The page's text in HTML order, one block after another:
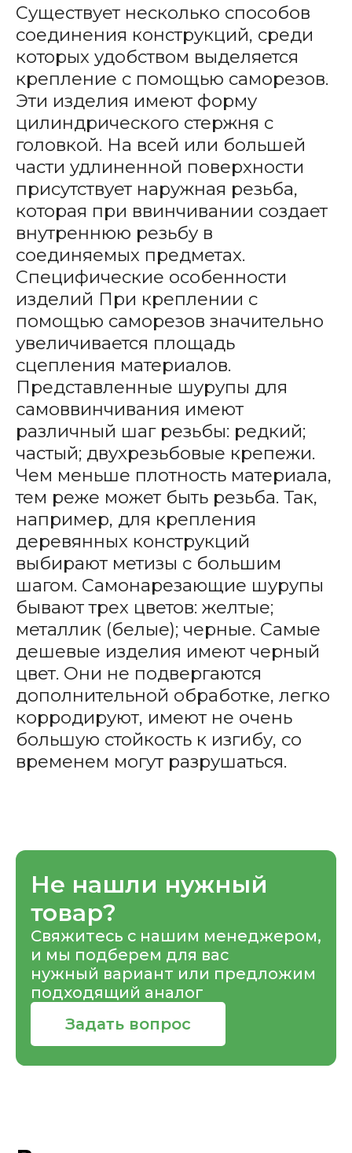
Существует несколько способов
соединения конструкций, среди
которых удобством выделяется
крепление с помощью саморезов.
Эти изделия имеют форму
цилиндрического стержня с
головкой. На всей или большей
части удлиненной поверхности
присутствует наружная резьба,
которая при ввинчивании создает
внутреннюю резьбу в
соединяемых предметах.
Специфические особенности
изделий При креплении с
помощью саморезов значительно
увеличивается площадь
сцепления материалов.
Представленные шурупы для
самоввинчивания имеют
различный шаг резьбы: редкий;
частый; двухрезьбовые крепежи.
Чем меньше плотность материала,
тем реже может быть резьба. Так,
например, для крепления
деревянных конструкций
выбирают метизы с большим
шагом. Самонарезающие шурупы
бывают трех цветов: желтые;
металлик (белые); черные. Самые
дешевые изделия имеют черный
цвет. Они не подвергаются
дополнительной обработке, легко
корродируют, имеют не очень
большую стойкость к изгибу, со
временем могут разрушаться.
Не нашли нужный
товар?
Свяжитесь с нашим менеджером,
и мы подберем для вас
нужный вариант или предложим
подходящий аналог
Задать вопрос